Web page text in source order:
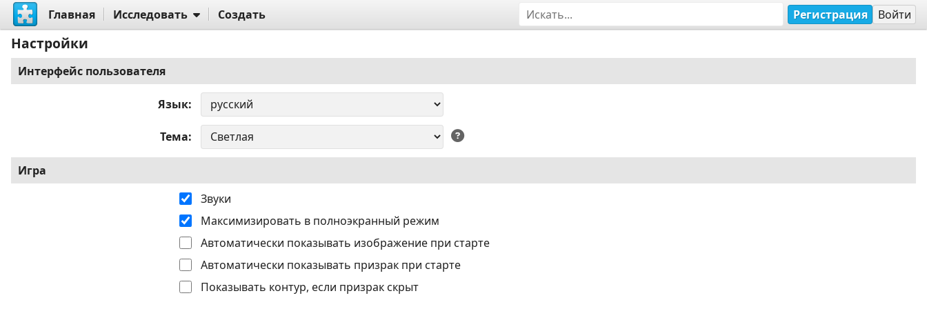
Главная Исследовать Создать Регистрация Войти
Настройки
Интерфейс пользователя
Язык
Тема
Игра
Звуки
Максимизировать в полноэкранный режим
Автоматически показывать изображение при старте
Автоматически показывать призрак при старте
Показывать контур, если призрак скрыт